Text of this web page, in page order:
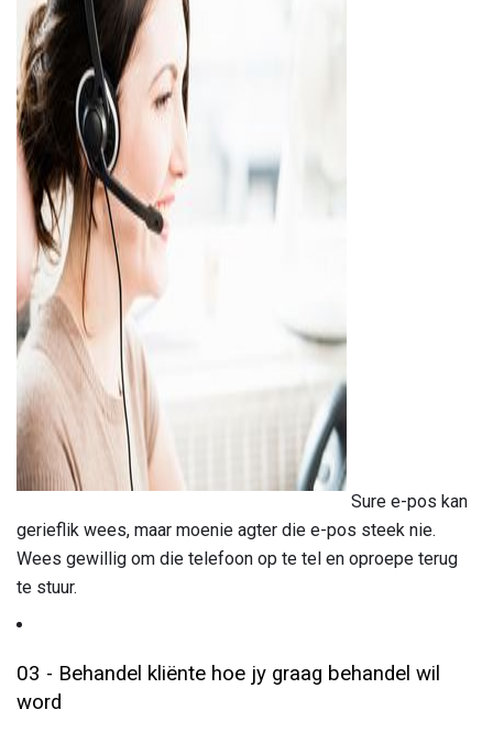
ad
Sure e-pos kan
gerieflik wees, maar moenie agter die e-pos steek nie.
Wees gewillig om die telefoon op te tel en oproepe terug
te stuur.
03 - Behandel kliënte hoe jy graag behandel wil
word